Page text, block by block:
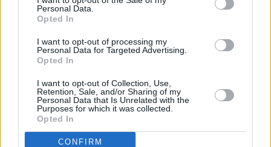
visitando nuestra política de privacidad.
Personal Data.
Opted In
I want to opt-out of processing my
Personal Data for Targeted Advertising.
Opted In
I want to opt-out of Collection, Use,
Retention, Sale, and/or Sharing of my
Personal Data that Is Unrelated with the
Purposes for which it was collected.
Opted In
CONFIRM